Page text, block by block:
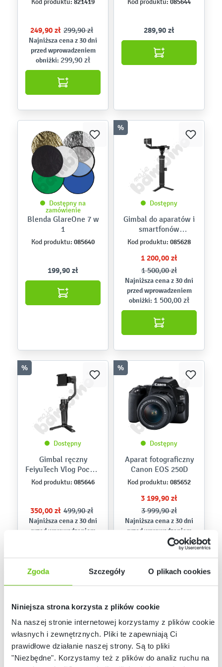
Zgoda Szczegóły O plikach cookies
Niniejsza strona korzysta z plików cookie
Na naszej stronie internetowej korzystamy z plików cookie:
własnych i zewnętrznych. Pliki te zapewniają Ci
prawidłowe działanie naszej strony. Są to pliki
"Niezbędne". Korzystamy też z plików do analiz ruchu na
Kod produktu:
249,90 zł 299,90 zł
Najniższa cena z 30 dni
przed wprowadzeniem
obniżki: 299,90 zł
Kod produktu:
289,90 zł
Dostępny na
zamówienie
Blenda GlareOne 7 w
1
Kod produktu: 085640
199,90 zł
%
Dostępny
Gimbal do aparatów i
smartfonów
FeiyuTech G6 Max
Kod produktu: 085628
1 200,00 zł
1 500,00 zł
Najniższa cena z 30 dni
przed wprowadzeniem
obniżki: 1 500,00 zł
%
Dostępny
Gimbal ręczny
FeiyuTech Vlog Pocket
2
Kod produktu: 085646
350,00 zł 499,90 zł
Najniższa cena z 30 dni
przed wprowadzeniem
%
Dostępny
Aparat fotograficzny
Canon EOS 250D
Kod produktu: 085652
3 199,90 zł
3 999,90 zł
Najniższa cena z 30 dni
przed wprowadzeniem
3 999,90 zł